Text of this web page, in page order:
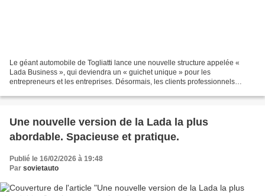
Le géant automobile de Togliatti lance une nouvelle structure appelée «
Lada Business », qui deviendra un « guichet unique » pour les
entrepreneurs et les entreprises. Désormais, les clients professionnels
Une nouvelle version de la Lada la plus
abordable. Spacieuse et pratique.
Publié le 16/02/2026 à 19:48
Par sovietauto